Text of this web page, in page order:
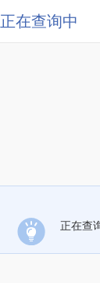
正在查询中
正在查